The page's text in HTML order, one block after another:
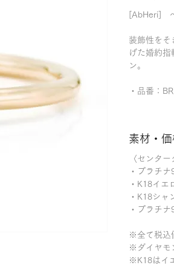
[AbHeri]
装飾性をそ
げた婚約指
ン。
・品番：
素材・
〈センタ
・プラ
・K18イ
・K18シャ
・プラチ
※全て税込
※ダイヤモ
※K18はイ